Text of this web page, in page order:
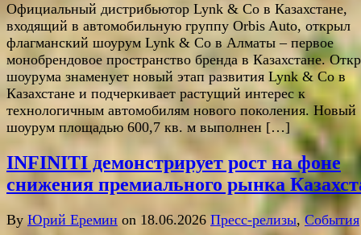
Официальный дистрибьютор Lynk & Co в Казахстане,
входящий в автомобильную группу Orbis Auto, открыл
флагманский шоурум Lynk & Co в Алматы – первое
монобрендовое пространство бренда в Казахстане.
шоурума знаменует новый этап развития Lynk & Co в
Казахстане и подчеркивает растущий интерес к
технологичным автомобилям нового поколения. Новый
шоурум площадью 600,7 кв. м выполнен […]
INFINITI демонстрирует рост на фоне
снижения премиального рынка
By Юрий Еремин on 18.06.2026 Пресс-релизы,События